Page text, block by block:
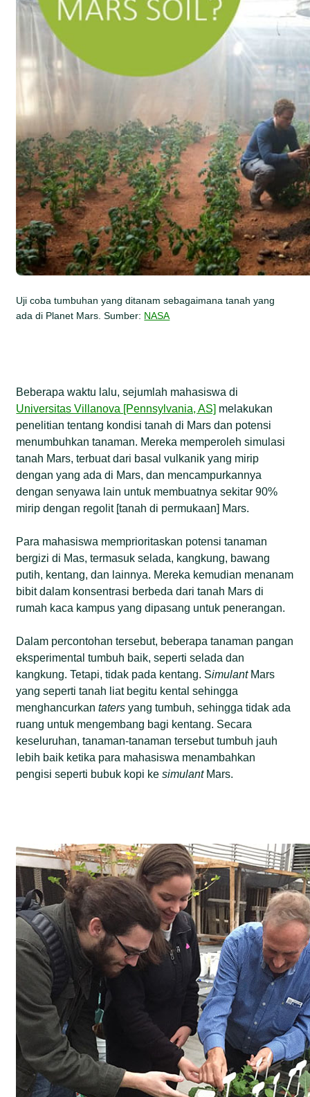
Uji coba tumbuhan yang ditanam sebagaimana tanah yang
ada di Planet Mars. Sumber: NASA
Beberapa waktu lalu, sejumlah mahasiswa di
Universitas Villanova [Pennsylvania, AS] melakukan
penelitian tentang kondisi tanah di Mars dan potensi
menumbuhkan tanaman. Mereka memperoleh simulasi
tanah Mars, terbuat dari basal vulkanik yang mirip
dengan yang ada di Mars, dan mencampurkannya
dengan senyawa lain untuk membuatnya sekitar 90%
mirip dengan regolit [tanah di permukaan] Mars.
Para mahasiswa memprioritaskan potensi tanaman
bergizi di Mas, termasuk selada, kangkung, bawang
putih, kentang, dan lainnya. Mereka kemudian menanam
bibit dalam konsentrasi berbeda dari tanah Mars di
rumah kaca kampus yang dipasang untuk penerangan.
Dalam percontohan tersebut, beberapa tanaman pangan
eksperimental tumbuh baik, seperti selada dan
kangkung. Tetapi, tidak pada kentang. SimulantMars
yang seperti tanah liat begitu kental sehingga
menghancurkantatersyang tumbuh, sehingga tidak ada
ruang untuk mengembang bagi kentang. Secara
keseluruhan, tanaman-tanaman tersebut tumbuh jauh
lebih baik ketika para mahasiswa menambahkan
pengisi seperti bubuk kopi kesimulantMars.